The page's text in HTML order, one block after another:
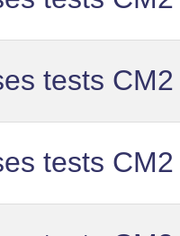
tests CM2
tests CM2